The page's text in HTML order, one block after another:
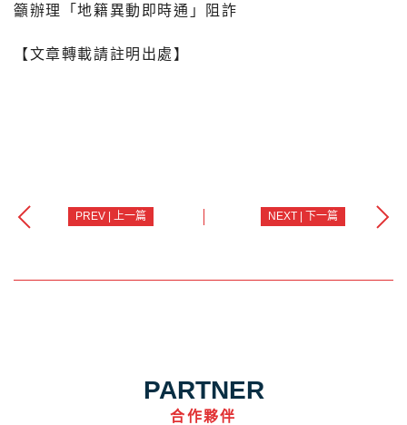
籲辦理「地籍異動即時通」阻詐
【文章轉載請註明出處】
PREV | 上一篇 NEXT | 下一篇
PARTNER
合作夥伴